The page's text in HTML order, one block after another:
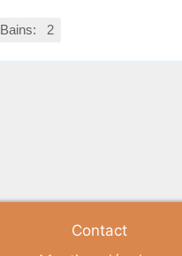
Bains: 2
Contact